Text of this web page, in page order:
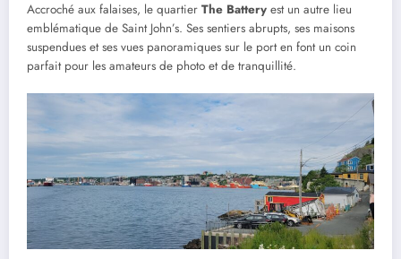
Accroché aux falaises, le quartier The Battery est un autre lieu
emblématique de Saint John’s. Ses sentiers abrupts, ses maisons
suspendues et ses vues panoramiques sur le port en font un coin
parfait pour les amateurs de photo et de tranquillité.